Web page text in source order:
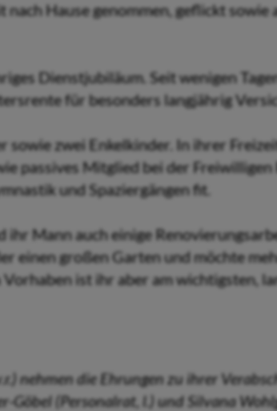
Hause genommen, geflickt sowie
Dienstjubiläum. Seit wenigen
für besonders langjährig
zwei Enkelkinder. In ihrer
passives Mitglied bei der Freiwilligen
und Spaziergängen fit.
ihr Mann auch einige
einen großen Garten und möchte
ist ihr aber am wichtigsten,
nehmen die Ehrungen zu ihrer
Göbel (Personalrat, l.) und Silvana